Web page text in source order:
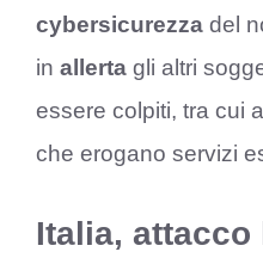
cybersicurezza del
in allerta gli altri
essere colpiti, tra cui
che erogano servizi
Italia, attacco